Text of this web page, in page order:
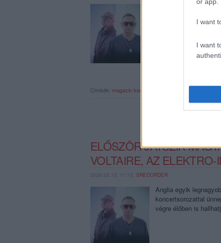
I want
I want
Igazi zenei
hozzák el és olyan,
Címkék: magazin koncertajánló
ELŐSZÖR JÁTSZIK
VOLTAIRE, AZ
2026.03.13. 11:12, SRECORDER
Anglia egyik
koncertsorozattal
végre élőben is